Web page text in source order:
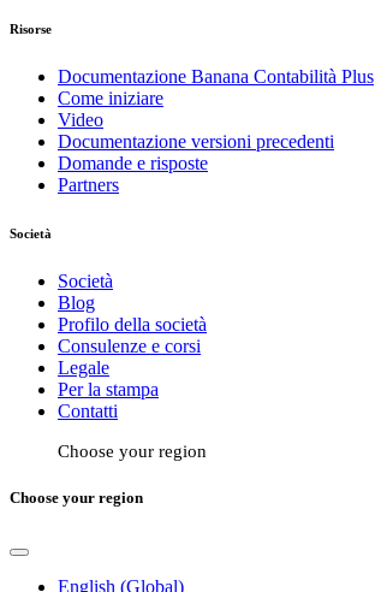
Risorse
Documentazione Banana Contabilità Plus
Come iniziare
Video
Documentazione versioni precedenti
Domande e risposte
Partners
Società
Società
Blog
Profilo della società
Consulenze e corsi
Legale
Per la stampa
Contatti
Choose your region
Choose your region
English (Global)